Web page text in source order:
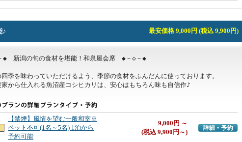
♪ 最安価格 9,000円 (税込 9,900円)
◆　新潟の旬の食材を堪能！和泉屋会席　◆－◇－◆
四季を味わっていただけるよう、季節の食材をふんだんに使っております。
家から仕入れる魚沼産コシヒカリは、安心はもちろん味も自信作♪
【禁煙】風情を望む一般和室※
ペット不可(1名～5名) 1泊から
予約可能
9,000円 ～
(税込 9,900円～)
詳細・予約へ